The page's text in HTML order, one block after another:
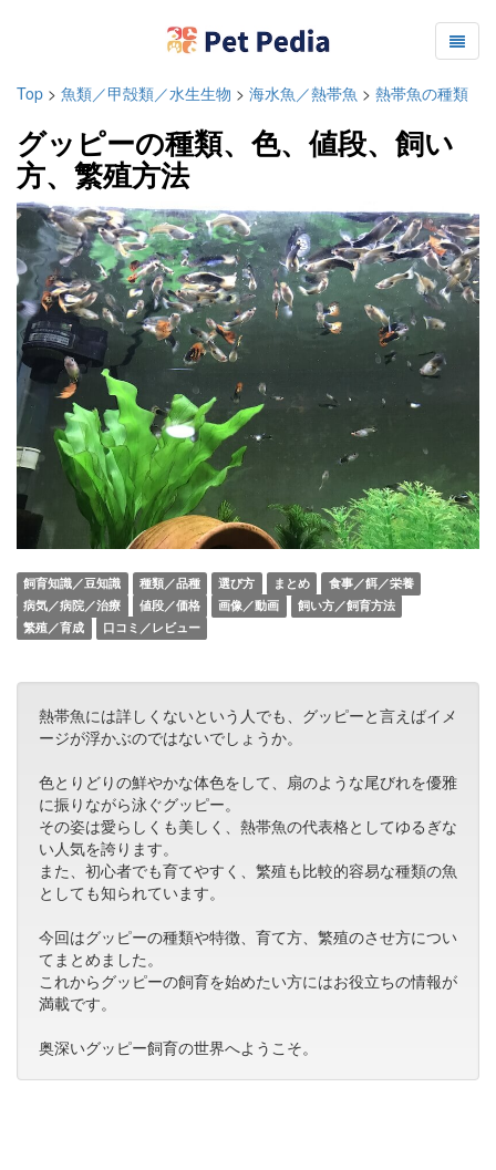
Top > 魚類／甲殻類／水生生物 > 海水魚／熱帯魚 > 熱帯魚の種類
グッピーの種類、色、値段、飼い
方、繁殖方法
飼育知識／豆知識 種類／品種 選び方 まとめ
食事／餌／栄養
病気／病院／治療
値段／価格 画像／動画
飼い方／飼育方法
繁殖／育成
口コミ／レビュー
熱帯魚には詳しくないという人でも、グッピーと言えばイメ
ージが浮かぶのではないでしょうか。
色とりどりの鮮やかな体色をして、扇のような尾びれを優雅
に振りながら泳ぐグッピー。
その姿は愛らしくも美しく、熱帯魚の代表格としてゆるぎな
い人気を誇ります。
また、初心者でも育てやすく、繁殖も比較的容易な種類の魚
としても知られています。
今回はグッピーの種類や特徴、育て方、繁殖のさせ方につい
てまとめました。
これからグッピーの飼育を始めたい方にはお役立ちの情報が
満載です。
奥深いグッピー飼育の世界へようこそ。